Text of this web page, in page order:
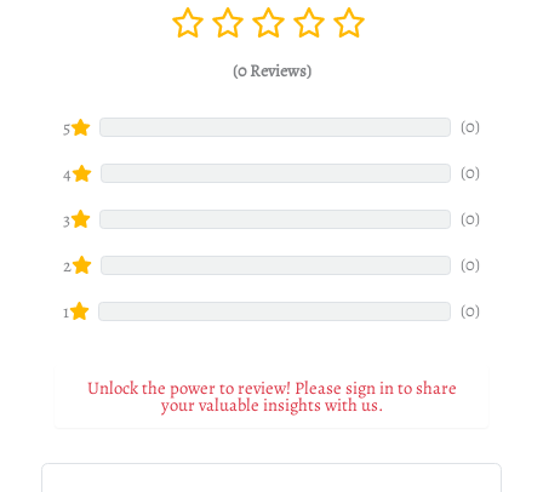
(0 Reviews)
5
(0)
4
(0)
3
(0)
2
(0)
1
(0)
Unlock the power to review! Please sign in to share
your valuable insights with us.